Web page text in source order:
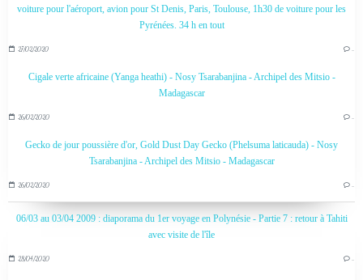
voiture pour l'aéroport, avion pour St Denis, Paris, Toulouse, 1h30 de voiture pour les
Pyrénées. 34 h en tout
27/02/2020 …
Cigale verte africaine (Yanga heathi) - Nosy Tsarabanjina - Archipel des Mitsio -
Madagascar
26/02/2020 …
Gecko de jour poussière d'or, Gold Dust Day Gecko (Phelsuma laticauda) - Nosy
Tsarabanjina - Archipel des Mitsio - Madagascar
26/02/2020 …
06/03 au 03/04 2009 : diaporama du 1er voyage en Polynésie - Partie 7 : retour à Tahiti
avec visite de l'île
28/04/2020 …